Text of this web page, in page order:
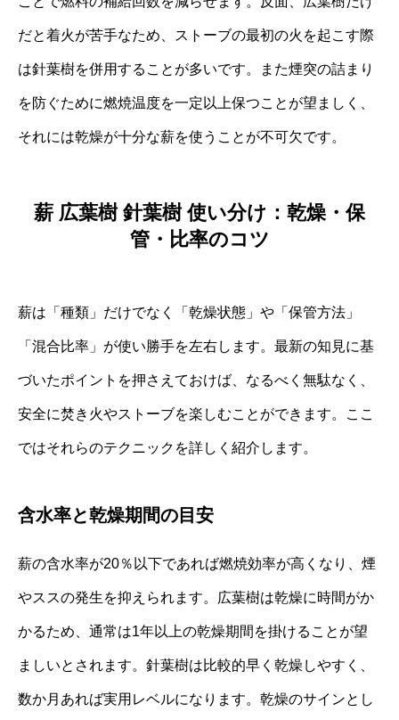
だと着火が苦手なため、ストーブの最初の火を起こす際
は針葉樹を併用することが多いです。また煙突の詰まり
を防ぐために燃焼温度を一定以上保つことが望ましく、
それには乾燥が十分な薪を使うことが不可欠です。
薪 広葉樹 針葉樹 使い分け：乾燥・保
管・比率のコツ
薪は「種類」だけでなく「乾燥状態」や「保管方法」
「混合比率」が使い勝手を左右します。最新の知見に基
づいたポイントを押さえておけば、なるべく無駄なく、
安全に焚き火やストーブを楽しむことができます。ここ
ではそれらのテクニックを詳しく紹介します。
含水率と乾燥期間の目安
薪の含水率が20％以下であれば燃焼効率が高くなり、煙
やススの発生を抑えられます。広葉樹は乾燥に時間がか
かるため、通常は1年以上の乾燥期間を掛けることが望
ましいとされます。針葉樹は比較的早く乾燥しやすく、
数か月あれば実用レベルになります。乾燥のサインとし